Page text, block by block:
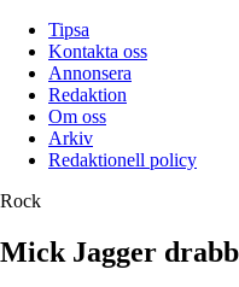
Tipsa
Kontakta oss
Annonsera
Redaktion
Om oss
Arkiv
Redaktionell policy
Rock
Mick Jagger